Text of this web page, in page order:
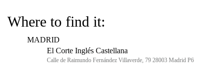
Where to find it:
MADRID
El Corte Inglés Castellana
Calle de Raimundo Fernández Villaverde, 79 28003 Madrid P6